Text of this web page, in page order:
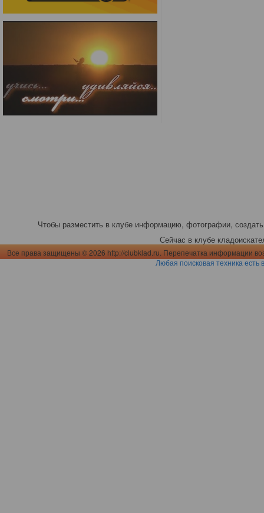
Чтобы разместить в клубе информацию, фотографии, создать
Сейчас в клубе
Все права защищены © 2026 http://clubklad.ru. Перепечатка информации
Любая поисковая техника есть